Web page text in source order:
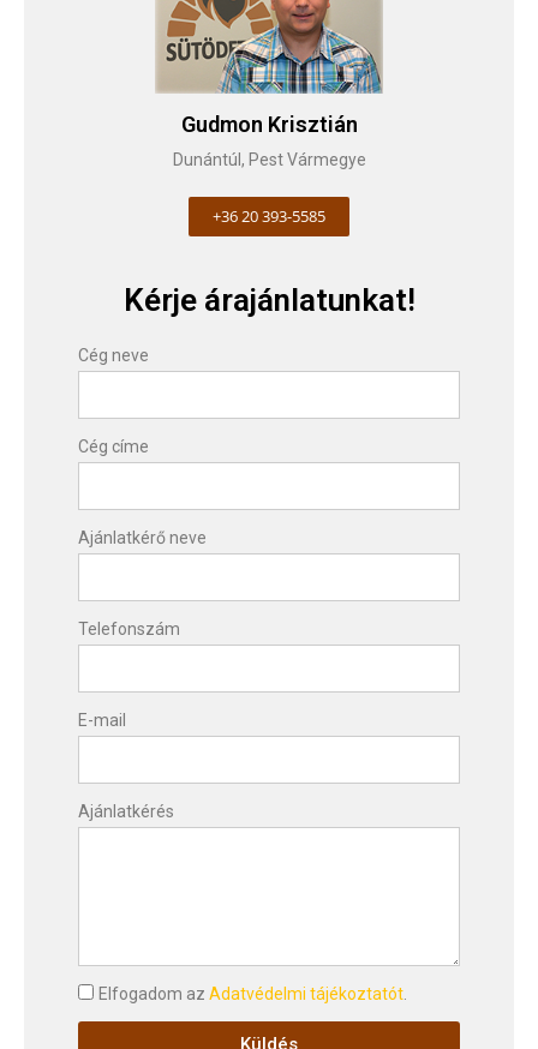
Gudmon Krisztián
Dunántúl, Pest Vármegye
+36 20 393-5585
Kérje árajánlatunkat!
Cég neve
Cég címe
Ajánlatkérő neve
Telefonszám
E-mail
Ajánlatkérés
Elfogadom az Adatvédelmi tájékoztatót
Küldés